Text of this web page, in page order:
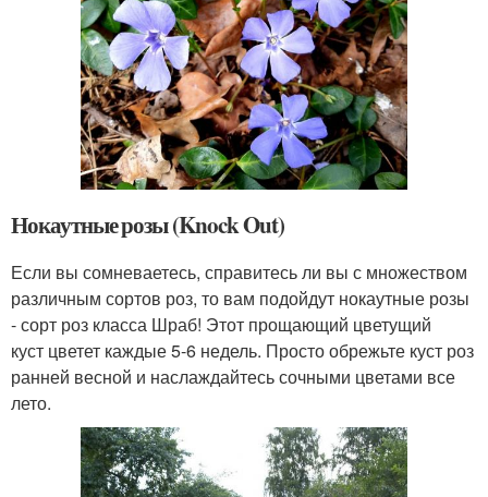
Нокаутные розы (Knock Out)
Если вы сомневаетесь, справитесь ли вы с множеством
различным сортов роз, то вам подойдут нокаутные розы
- сорт роз класса Шраб! Этот прощающий цветущий
куст цветет каждые 5-6 недель. Просто обрежьте куст роз
ранней весной и наслаждайтесь сочными цветами все
лето.